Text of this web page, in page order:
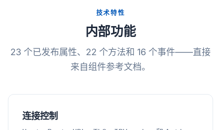
技术特性
内部功能
23 个已发布属性、22 个方法和 16 个事件——直接
来自组件参考文档。
连接控制